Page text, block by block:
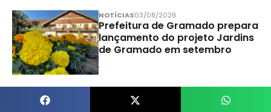
NOTÍCIAS03/08/2026
Prefeitura de Gramado prepara
lançamento do projeto Jardins
de Gramado em setembro